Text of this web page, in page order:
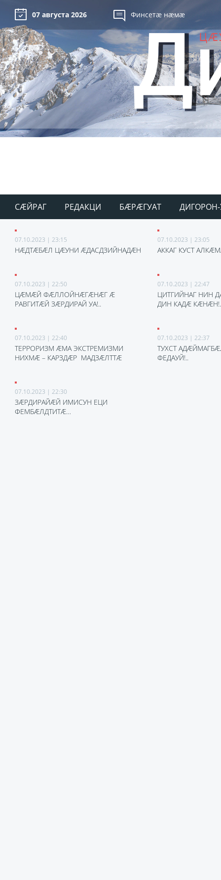
07 августа 2026 Финсетæ нæмæ
СÆЙРАГ РЕДАКЦИ БÆРÆГУАТ ДИГОРОН-
07.10.2023 | 23:15
НÆДТÆБÆЛ ЦÆУНИ ÆДАСДЗИЙНАДÆН
07.10.2023 | 23:05
АККАГ КУСТ
07.10.2023 | 22:50
ЦÆМÆЙ ФÆЛЛОЙНÆГÆНÆГ Æ
РАВГИТÆЙ ЗÆРДИРАЙ УА!..
07.10.2023 | 22:47
ЦИТГИЙНАГ НИН
ДИН КАДÆ
07.10.2023 | 22:40
ТЕРРОРИЗМ ÆМА ЭКСТРЕМИЗМИ
НИХМÆ – КАРЗДÆР МАДЗÆЛТТÆ
07.10.2023 | 22:37
ТУХСТ
ФЕДАУЙ!..
07.10.2023 | 22:30
ЗÆРДИРАЙÆЙ ИМИСУН ЕЦИ
ФЕМБÆЛДТИТÆ…